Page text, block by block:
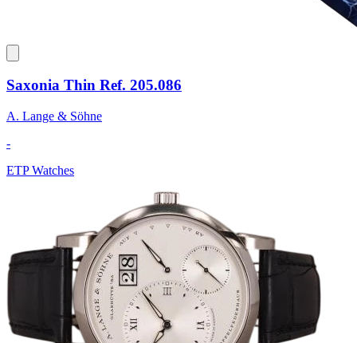
Saxonia Thin Ref. 205.086
A. Lange & Söhne
-
ETP Watches